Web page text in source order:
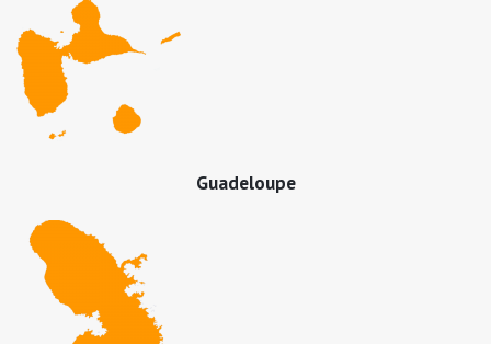
Guadeloupe